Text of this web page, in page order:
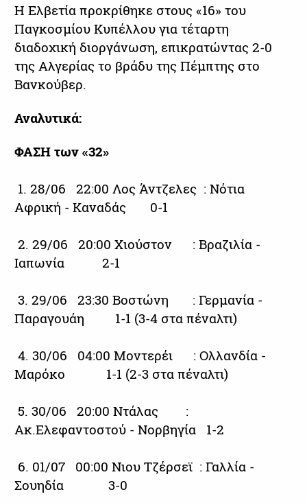
Η Ελβετία προκρίθηκε στους «16» του
Παγκοσμίου Κυπέλλου για τέταρτη
διαδοχική διοργάνωση, επικρατώντας 2-0
της Αλγερίας το βράδυ της Πέμπτης στο
Βανκούβερ.
Αναλυτικά:
ΦΑΣΗ των «32»
1. 28/06 22:00 Λος Άντζελες : Νότια
Αφρική - Καναδάς 0-1
2. 29/06 20:00 Χιούστον : Βραζιλία -
Ιαπωνία 2-1
3. 29/06 23:30 Βοστώνη : Γερμανία -
Παραγουάη 1-1 (3-4 στα πέναλτι)
4. 30/06 04:00 Μοντερέι : Ολλανδία -
Μαρόκο 1-1 (2-3 στα πέναλτι)
5. 30/06 20:00 Ντάλας :
Ακ.Ελεφαντοστού - Νορβηγία 1-2
6. 01/07 00:00 Νιου Τζέρσεϊ : Γαλλία -
Σουηδία 3-0